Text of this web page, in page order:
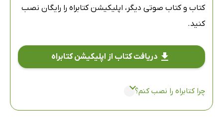
کتاب و کتاب صوتی دیگر، اپلیکیشن کتابراه را رایگان نصب
کنید.
دریافت کتاب از اپلیکیشن کتابراه
چرا کتابراه را نصب کنم؟